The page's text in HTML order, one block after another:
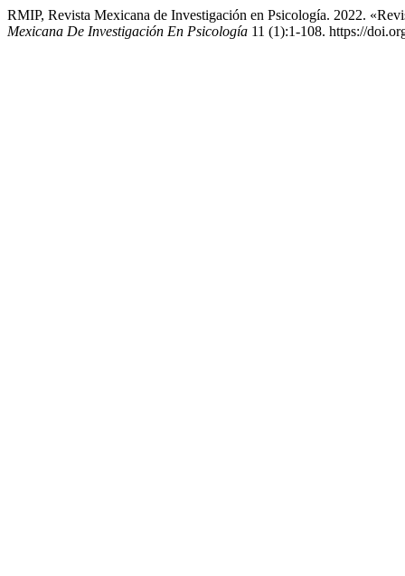
RMIP, Revista Mexicana de Investigación en Psicología. 2022.
Mexicana De Investigación En Psicología 11 (1):1-108. https://